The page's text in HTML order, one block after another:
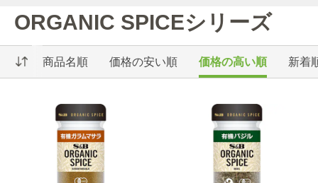
ORGANIC SPICEシリーズ
商品名順 価格の安い順 価格の高い順 新着